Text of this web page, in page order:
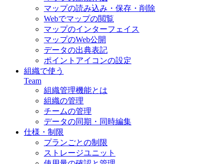
マップの読み込み・保存・削除
Webでマップの閲覧
マップのインターフェイス
マップのWeb公開
データの出典表記
ポイントアイコンの設定
組織で使う
Team
組織管理機能とは
組織の管理
チームの管理
データの同期・同時編集
仕様・制限
プランごとの制限
ストレージユニット